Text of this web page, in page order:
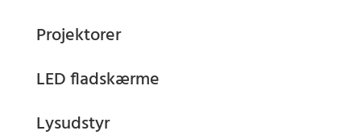
Projektorer
LED fladskærme
Lysudstyr